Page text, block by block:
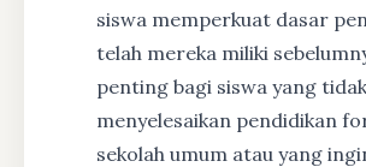
siswa memperkuat dasar
telah mereka miliki
penting bagi siswa yang
menyelesaikan pendidikan
sekolah umum atau yang